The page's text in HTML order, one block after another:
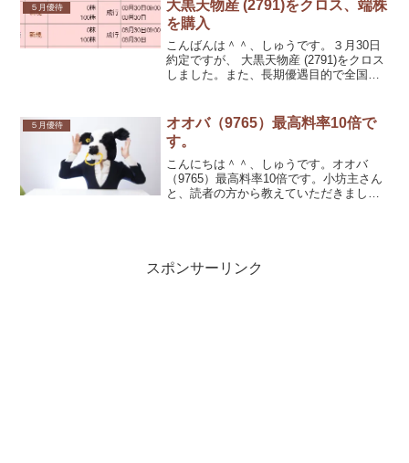
終日になります。
５月優待
大黒天物産 (2791)をクロス、端株
を購入
こんばんは＾＾、しゅうです。３月30日
約定ですが、 大黒天物産 (2791)をクロス
しました。また、長期優遇目的で全国保
５月優待
オオバ（9765）最高料率10倍で
す。
こんにちは＾＾、しゅうです。オオバ
（9765）最高料率10倍です。小坊主さん
と、読者の方から教えていただきまし
スポンサーリンク